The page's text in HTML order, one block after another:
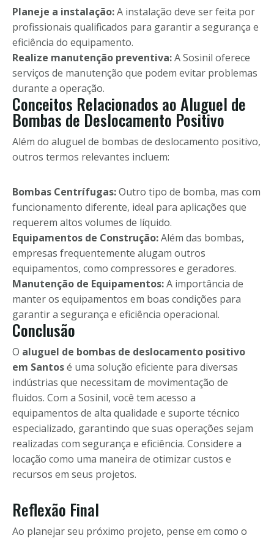
Planeje a instalação:A instalação deve ser feita por
profissionais qualificados para garantir a segurança e
eficiência do equipamento.
Realize manutenção preventiva:A Sosinil oferece
serviços de manutenção que podem evitar problemas
durante a operação.
Conceitos Relacionados ao Aluguel de
Bombas de Deslocamento Positivo
Além do aluguel de bombas de deslocamento positivo,
outros termos relevantes incluem:
Bombas Centrífugas:Outro tipo de bomba, mas com
funcionamento diferente, ideal para aplicações que
requerem altos volumes de líquido.
Equipamentos de Construção:Além das bombas,
empresas frequentemente alugam outros
equipamentos, como compressores e geradores.
Manutenção de Equipamentos:A importância de
manter os equipamentos em boas condições para
garantir a segurança e eficiência operacional.
Conclusão
O aluguel de bombas de deslocamento positivo
em Santosé uma solução eficiente para diversas
indústrias que necessitam de movimentação de
fluidos. Com a Sosinil, você tem acesso a
equipamentos de alta qualidade e suporte técnico
especializado, garantindo que suas operações sejam
realizadas com segurança e eficiência. Considere a
locação como uma maneira de otimizar custos e
recursos em seus projetos.
Reflexão Final
Ao planejar seu próximo projeto, pense em como o